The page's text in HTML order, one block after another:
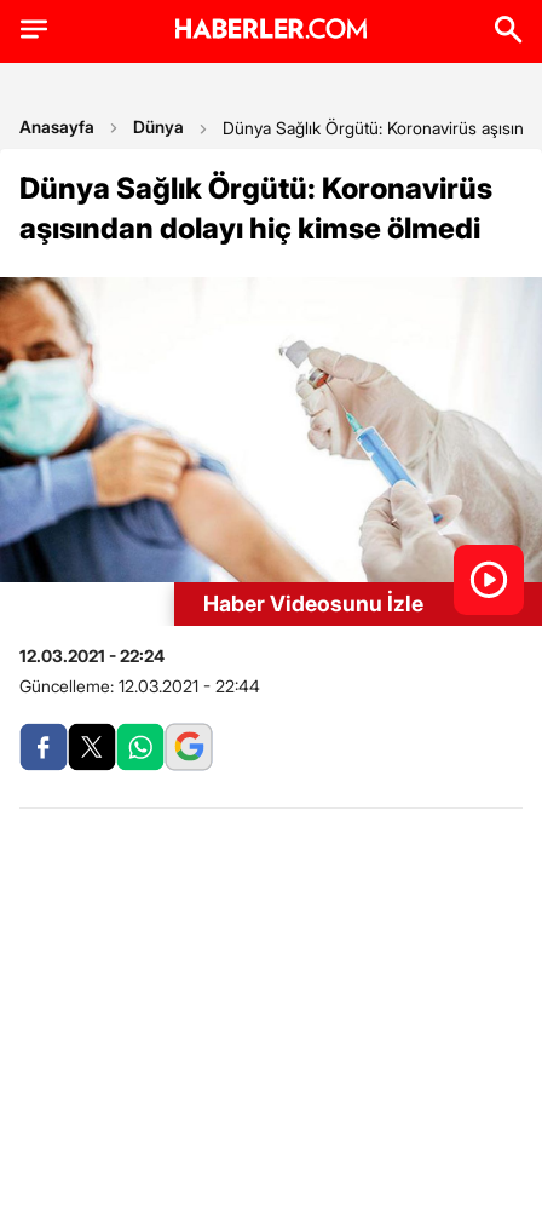
Anasayfa Dünya Dünya Sağlık Örgütü: Koronavirüs
Dünya Sağlık Örgütü: Koronavirüs
aşısından dolayı hiç kimse ölmedi
Haber Videosunu İzle
12.03.2021 - 22:24
Güncelleme: 12.03.2021 - 22:44